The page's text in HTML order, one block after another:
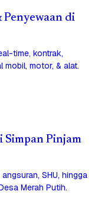
Penyewaan di
time, kontrak,
mobil, motor, & alat.
Simpan Pinjam
SHU, hingga
Merah Putih.